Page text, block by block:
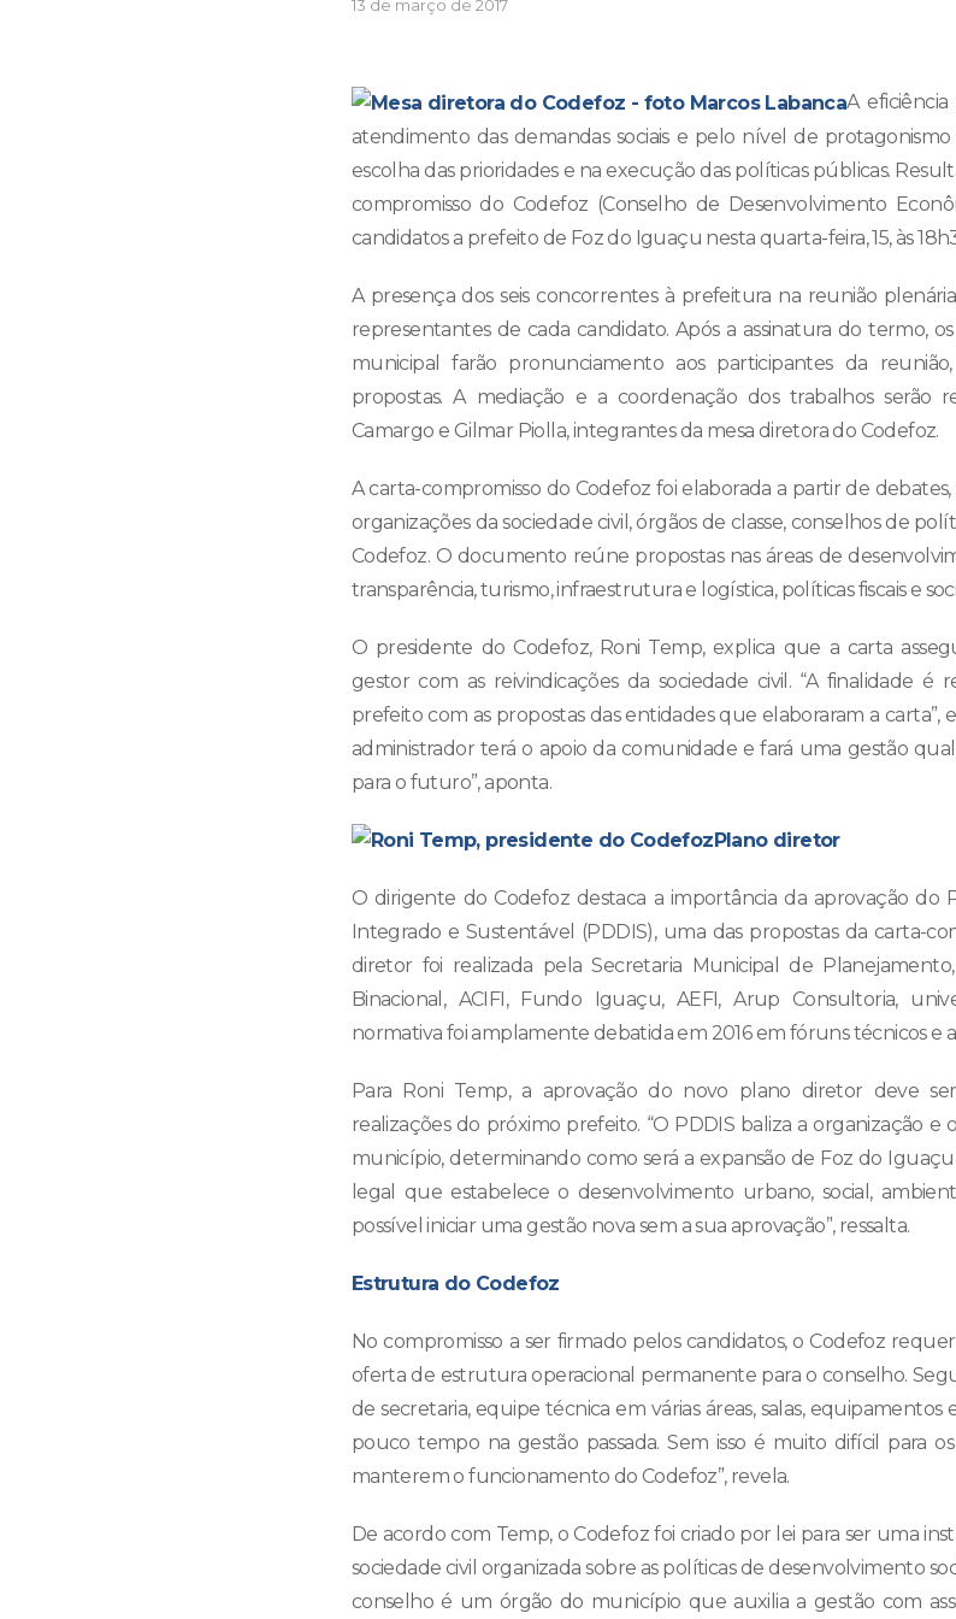
13 de março de 2017
A
atendimento das demandas sociais e pelo nível de
escolha das prioridades e na execução das políticas públicas.
compromisso do Codefoz (Conselho de Desenvolvimento
candidatos a prefeito de Foz do Iguaçu nesta quarta-feira, 15, às
A presença dos seis concorrentes à prefeitura na reunião
representantes de cada candidato. Após a assinatura do termo,
municipal farão pronunciamento aos participantes da
propostas. A mediação e a coordenação dos trabalhos serão
Camargo e Gilmar Piolla, integrantes da mesa diretora do Codefoz.
A carta-compromisso do Codefoz foi elaborada a partir de
organizações da sociedade civil, órgãos de classe, conselhos de
Codefoz. O documento reúne propostas nas áreas de
transparência, turismo, infraestrutura e logística, políticas fiscais e
O presidente do Codefoz, Roni Temp, explica que a carta
gestor com as reivindicações da sociedade civil. “A finalidade
prefeito com as propostas das entidades que elaboraram a carta”,
administrador terá o apoio da comunidade e fará uma gestão
para o futuro”, aponta.
Plano diretor
O dirigente do Codefoz destaca a importância da aprovação do
Integrado e Sustentável (PDDIS), uma das propostas da carta-
diretor foi realizada pela Secretaria Municipal de
Binacional, ACIFI, Fundo Iguaçu, AEFI, Arup Consultoria,
normativa foi amplamente debatida em 2016 em fóruns técnicos e
Para Roni Temp, a aprovação do novo plano diretor deve
realizações do próximo prefeito. “O PDDIS baliza a organização
município, determinando como será a expansão de Foz do
legal que estabelece o desenvolvimento urbano, social,
possível iniciar uma gestão nova sem a sua aprovação”, ressalta.
Estrutura do Codefoz
No compromisso a ser firmado pelos candidatos, o Codefoz
oferta de estrutura operacional permanente para o conselho.
de secretaria, equipe técnica em várias áreas, salas, equipamentos
pouco tempo na gestão passada. Sem isso é muito difícil para
manterem o funcionamento do Codefoz”, revela.
De acordo com Temp, o Codefoz foi criado por lei para ser uma
sociedade civil organizada sobre as políticas de desenvolvimento
conselho é um órgão do município que auxilia a gestão com